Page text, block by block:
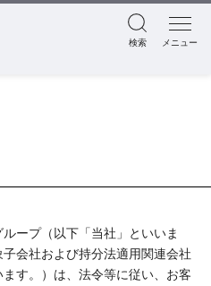
検索 メニュー
ープ（以下「当社」といいま
会社および持分法適用関連会社
ます。）は、法令等に従い、お客